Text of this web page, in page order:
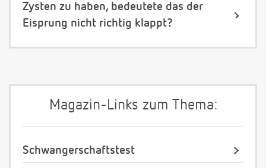
Zysten zu haben, bedeutete das der
Eisprung nicht richtig klappt?
Magazin-Links zum Thema:
Schwangerschaftstest